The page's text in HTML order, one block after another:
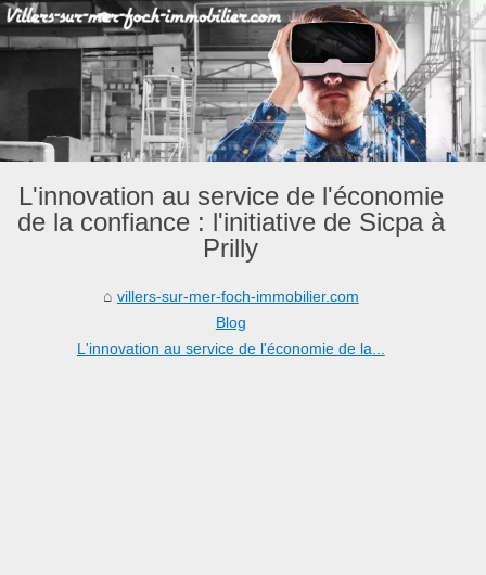
L'innovation au service de l'économie
de la confiance : l'initiative de Sicpa à
Prilly
villers-sur-mer-foch-immobilier.com
Blog
L'innovation au service de l'économie de la...